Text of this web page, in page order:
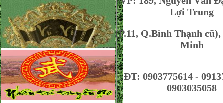
Lợi Trung
(P.11, Q.Bình Thạnh
Minh
ĐT: 0903775614 -
0903035058